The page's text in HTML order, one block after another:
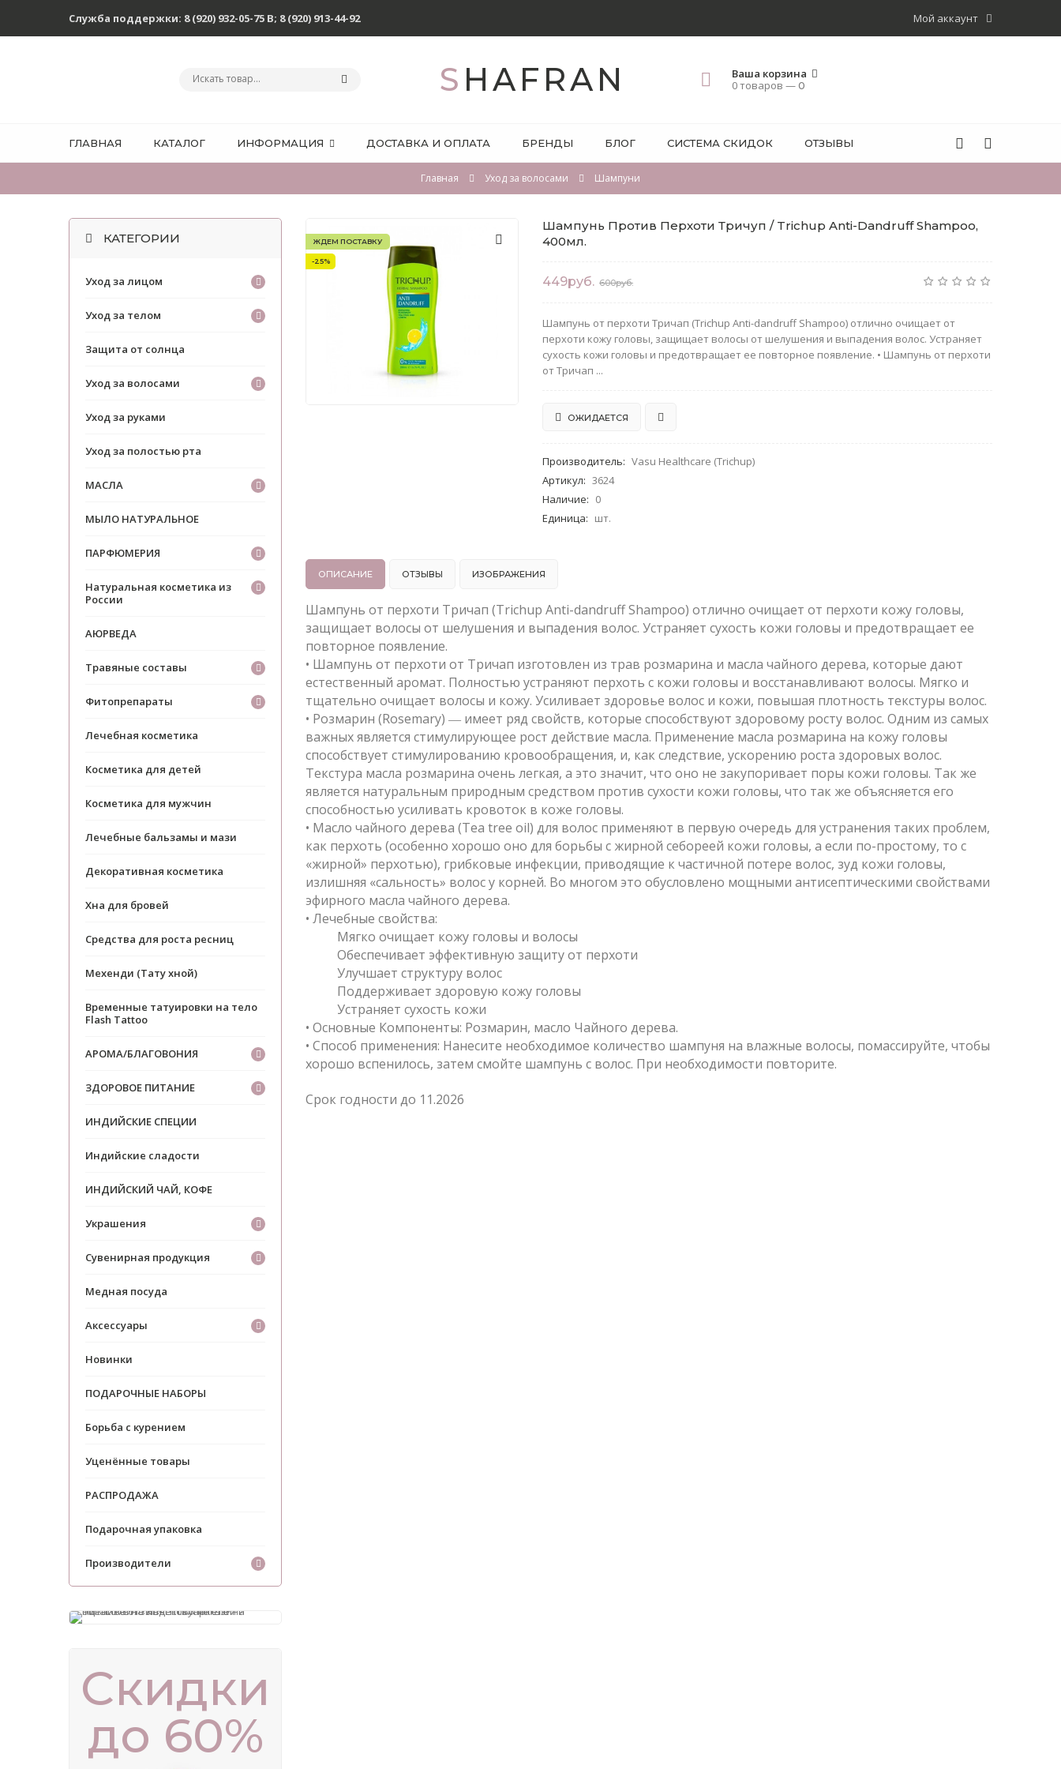
Мой аккаунт
Служба поддержки: 8 (920) 932-05-75 В; 8 (920) 913-44-92
SHAFRAN
Ваша корзина
0 товаров —0
ГЛАВНАЯ КАТАЛОГ ИНФОРМАЦИЯ ДОСТАВКА И ОПЛАТА БРЕНДЫ БЛОГ СИСТЕМА СКИДОК ОТЗЫВЫ
Главная Уход за волосами Шампуни
ЖДЕМ ПОСТАВКУ
-25%
Шампунь Против Перхоти Тричуп / Trichup Anti-Dandruff Shampoo,
400мл.
449руб. 600руб.
Шампунь от перхоти Тричап (Trichup Anti-dandruff Shampoo) отлично очищает от
перхоти кожу головы, защищает волосы от шелушения и выпадения волос. Устраняет
сухость кожи головы и предотвращает ее повторное появление. • Шампунь от перхоти
от Тричап ...
ОЖИДАЕТСЯ
Производитель: Vasu Healthcare (Trichup)
Артикул: 3624
Наличие: 0
Единица: шт.
ОПИСАНИЕ ОТЗЫВЫ ИЗОБРАЖЕНИЯ
Шампунь от перхоти Тричап (Trichup Anti-dandruff Shampoo) отлично очищает от перхоти кожу головы,
защищает волосы от шелушения и выпадения волос. Устраняет сухость кожи головы и предотвращает ее
повторное появление.
• Шампунь от перхоти от Тричап изготовлен из трав розмарина и масла чайного дерева, которые дают
естественный аромат. Полностью устраняют перхоть с кожи головы и восстанавливают волосы. Мягко и
тщательно очищает волосы и кожу. Усиливает здоровье волос и кожи, повышая плотность текстуры волос.
• Розмарин (Rosemary) ― имеет ряд свойств, которые способствуют здоровому росту волос. Одним из самых
важных является стимулирующее рост действие масла. Применение масла розмарина на кожу головы
способствует стимулированию кровообращения, и, как следствие, ускорению роста здоровых волос.
Текстура масла розмарина очень легкая, а это значит, что оно не закупоривает поры кожи головы. Так же
является натуральным природным средством против сухости кожи головы, что так же объясняется его
способностью усиливать кровоток в коже головы.
• Масло чайного дерева (Tea tree oil) для волос применяют в первую очередь для устранения таких проблем,
как перхоть (особенно хорошо оно для борьбы с жирной себореей кожи головы, а если по-простому, то с
«жирной» перхотью), грибковые инфекции, приводящие к частичной потере волос, зуд кожи головы,
излишняя «сальность» волос у корней. Во многом это обусловлено мощными антисептическими свойствами
эфирного масла чайного дерева.
• Лечебные свойства:
Мягко очищает кожу головы и волосы
Обеспечивает эффективную защиту от перхоти
Улучшает структуру волос
Поддерживает здоровую кожу головы
Устраняет сухость кожи
• Основные Компоненты: Розмарин, масло Чайного дерева.
• Способ применения: Нанесите необходимое количество шампуня на влажные волосы, помассируйте, чтобы
хорошо вспенилось, затем смойте шампунь с волос. При необходимости повторите.
Срок годности до 11.2026
КАТЕГОРИИ
Уход за лицом
Уход за телом
Защита от солнца
Уход за волосами
Уход за руками
Уход за полостью рта
МАСЛА
МЫЛО НАТУРАЛЬНОЕ
ПАРФЮМЕРИЯ
Натуральная косметика из
России
АЮРВЕДА
Травяные составы
Фитопрепараты
Лечебная косметика
Косметика для детей
Косметика для мужчин
Лечебные бальзамы и мази
Декоративная косметика
Хна для бровей
Средства для роста ресниц
Мехенди (Тату хной)
Временные татуировки на тело
Flash Tattoo
АРОМА/БЛАГОВОНИЯ
ЗДОРОВОЕ ПИТАНИЕ
ИНДИЙСКИЕ СПЕЦИИ
Индийские сладости
ИНДИЙСКИЙ ЧАЙ, КОФЕ
Украшения
Сувенирная продукция
Медная посуда
Аксессуары
Новинки
ПОДАРОЧНЫЕ НАБОРЫ
Борьба с курением
Уценённые товары
РАСПРОДАЖА
Подарочная упаковка
Производители
Скидки
до 60%